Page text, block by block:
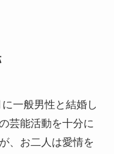
一般男性と結婚し
芸能活動を十分に
、お二人は愛情を